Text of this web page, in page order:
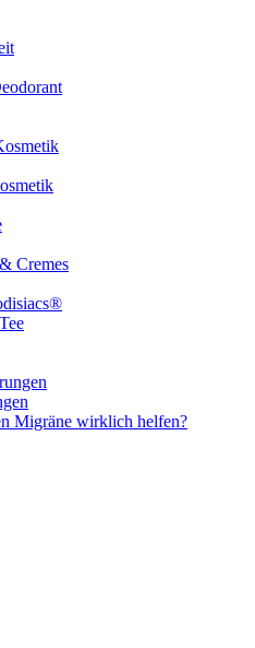
Cremes
Migräne wirklich helfen?